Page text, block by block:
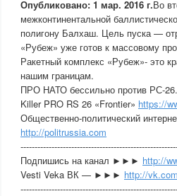
Опубликовано: 1 мар. 2016 г.Во
межконтинентальной
полигону Балхаш. Цель пуска —
«Рубеж» уже готов к массовому
Ракетный комплекс «Рубеж»- это
нашим границам.
ПРО НАТО бессильно против РС-26.
Killer PRO RS 26 «Frontier» https://
Общественно-политический
http://politrussia.com
Подпишись на канал ►►► http://
Vesti Veka ВК — ►►► http://